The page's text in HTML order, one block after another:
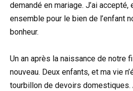
demandé en mariage. J’ai accepté,
ensemble pour le bien de l’enfant
bonheur.
Un an après la naissance de notre
nouveau. Deux enfants, et ma vie
tourbillon de devoirs